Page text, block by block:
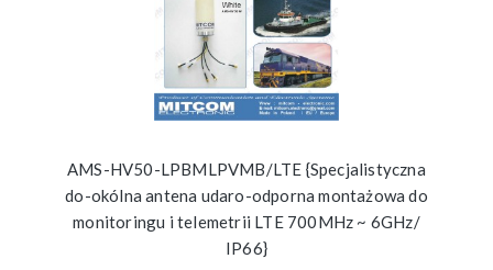
AMS-HV50-LPBMLPVMB/LTE {Specjalistyczna
do-okólna antena udaro-odporna montażowa do
monitoringu i telemetrii LTE 700MHz ~ 6GHz/
IP66}